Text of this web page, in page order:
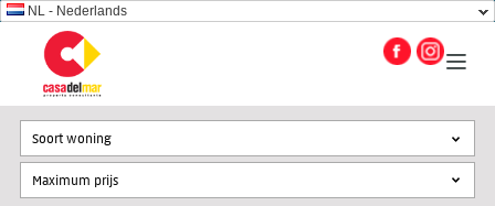
NL - Nederlands
Soort woning